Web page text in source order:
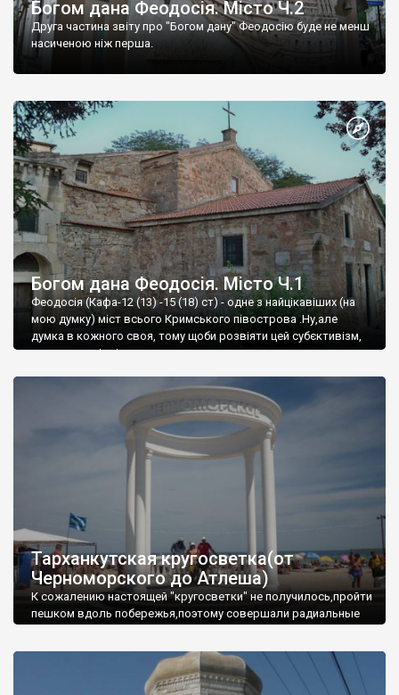
Богом дана Феодосія. Місто Ч.2
Друга частина звіту про "Богом дану" Феодосію буде не менш
насиченою ніж перша.
Богом дана Феодосія. Місто Ч.1
Феодосія (Кафа-12 (13) -15 (18) ст) - одне з найцікавіших (на
мою думку) міст всього Кримського півострова .Ну,але
думка в кожного своя, тому щоби розвіяти цей субєктивізм,
запрошую відвідати це
Тарханкутская кругосветка(от
Черноморского до Атлеша)
К сожалению настоящей "кругосветки" не получилось,пройти
пешком вдоль побережья,поэтому совершали радиальные